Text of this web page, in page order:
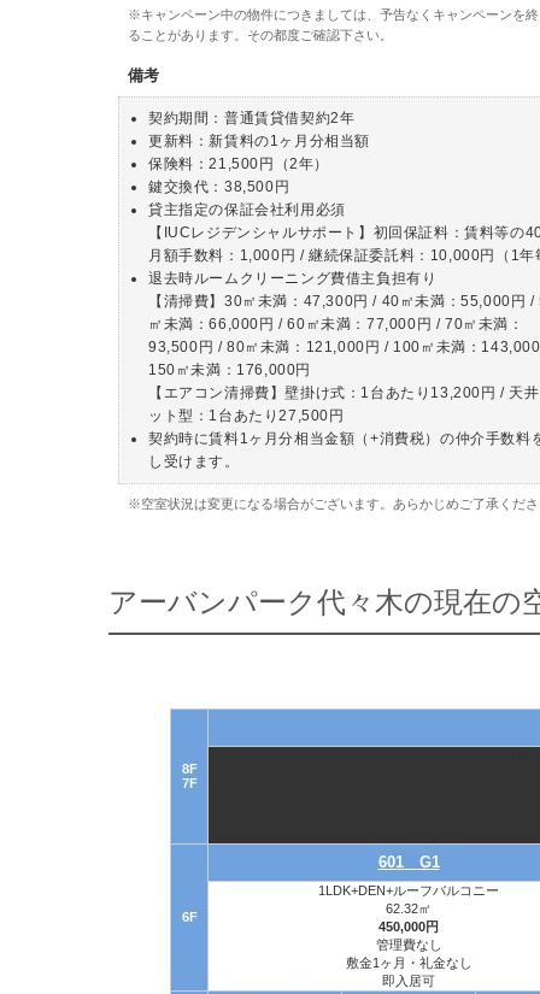
※キャンペーン中の物件につきましては、予告なくキャンペーンを
ることがあります。その都度ご確認下さい。
備考
契約期間：普通賃貸借契約2年
更新料：新賃料の1ヶ月分相当額
保険料：21,500円（2年）
鍵交換代：38,500円
貸主指定の保証会社利用必須
【IUCレジデンシャルサポート】初回保証料：賃料等の
月額手数料：1,000円 / 継続保証委託料：10,000円（1年
退去時ルームクリーニング費借主負担有り
【清掃費】30㎡未満：47,300円 / 40㎡未満：55,000円 /
㎡未満：66,000円 / 60㎡未満：77,000円 / 70㎡未満：
93,500円 / 80㎡未満：121,000円 / 100㎡未満：
150㎡未満：176,000円
【エアコン清掃費】壁掛け式：1台あたり13,200円 / 天
ット型：1台あたり27,500円
契約時に賃料1ヶ月分相当金額（+消費税）の仲介手数料
し受けます。
※空室状況は変更になる場合がございます。あらかじめご了承くだ
アーバンパーク代々木の現在の
8F
7F
6F
601 G1
1LDK+DEN+ルーフバルコニー
62.32㎡
450,000円
管理費なし
敷金1ヶ月・礼金なし
即入居可